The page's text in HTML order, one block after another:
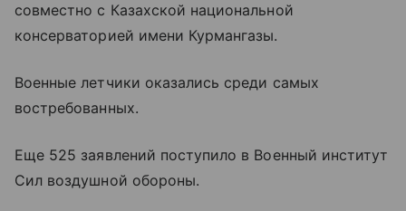
совместно с Казахской национальной
консерваторией имени Курмангазы.
Военные летчики оказались среди самых
востребованных.
Еще 525 заявлений поступило в Военный институт
Сил воздушной обороны.